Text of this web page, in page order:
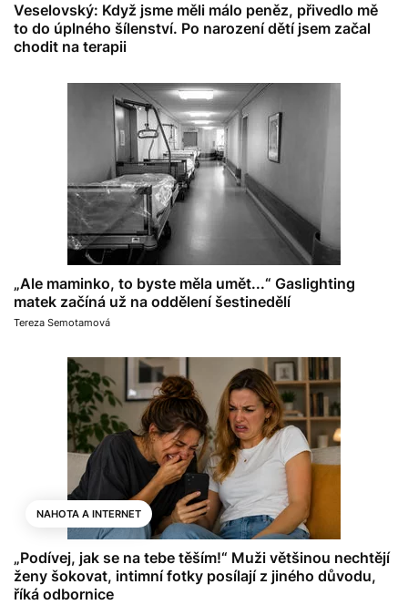
Veselovský: Když jsme měli málo peněz, přivedlo mě
to do úplného šílenství. Po narození dětí jsem začal
chodit na terapii
„Ale maminko, to byste měla umět...“ Gaslighting
matek začíná už na oddělení šestinedělí
Tereza Semotamová
NAHOTA A INTERNET
„Podívej, jak se na tebe těším!“ Muži většinou nechtějí
ženy šokovat, intimní fotky posílají z jiného důvodu,
říká odbornice